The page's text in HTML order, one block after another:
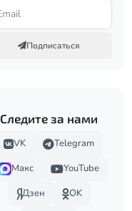
Подписаться
Следите за нами
VK
Telegram
Макс
YouTube
Дзен
OK